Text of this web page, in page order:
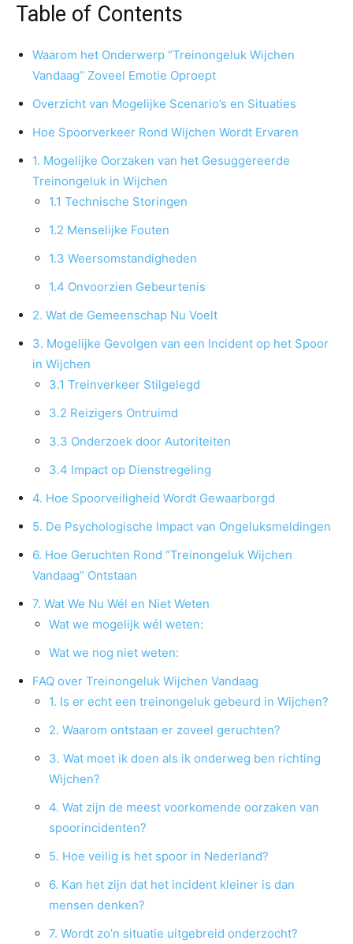
Table of Contents
Waarom het Onderwerp “Treinongeluk Wijchen
Vandaag” Zoveel Emotie Oproept
Overzicht van Mogelijke Scenario’s en Situaties
Hoe Spoorverkeer Rond Wijchen Wordt Ervaren
1. Mogelijke Oorzaken van het Gesuggereerde
Treinongeluk in Wijchen
1.1 Technische Storingen
1.2 Menselijke Fouten
1.3 Weersomstandigheden
1.4 Onvoorzien Gebeurtenis
2. Wat de Gemeenschap Nu Voelt
3. Mogelijke Gevolgen van een Incident op het Spoor
in Wijchen
3.1 Treinverkeer Stilgelegd
3.2 Reizigers Ontruimd
3.3 Onderzoek door Autoriteiten
3.4 Impact op Dienstregeling
4. Hoe Spoorveiligheid Wordt Gewaarborgd
5. De Psychologische Impact van Ongeluksmeldingen
6. Hoe Geruchten Rond “Treinongeluk Wijchen
Vandaag” Ontstaan
7. Wat We Nu Wél en Niet Weten
Wat we mogelijk wél weten:
Wat we nog niet weten:
FAQ over Treinongeluk Wijchen Vandaag
1. Is er echt een treinongeluk gebeurd in Wijchen?
2. Waarom ontstaan er zoveel geruchten?
3. Wat moet ik doen als ik onderweg ben richting
Wijchen?
4. Wat zijn de meest voorkomende oorzaken van
spoorincidenten?
5. Hoe veilig is het spoor in Nederland?
6. Kan het zijn dat het incident kleiner is dan
mensen denken?
7. Wordt zo’n situatie uitgebreid onderzocht?